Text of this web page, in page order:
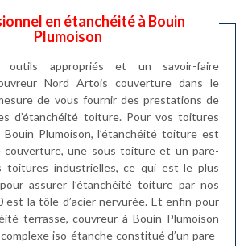
en étanchéité à Bouin
Plumoison
outils appropriés et un savoir-faire
Nord Artois couverture dans le
de vous fournir des prestations de
d’étanchéité toiture. Pour vos toitures
Plumoison, l’étanchéité toiture est
couverture, une sous toiture et un pare-
toitures industrielles, ce qui est le plus
assurer l’étanchéité toiture par nos
est la tôle d’acier nervurée. Et enfin pour
terrasse, couvreur à Bouin Plumoison
iso-étanche constitué d’un pare-